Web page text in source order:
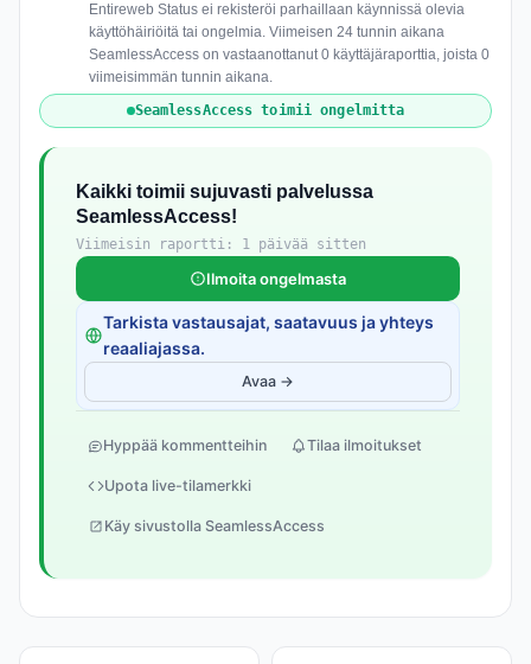
Entireweb Status ei rekisteröi parhaillaan käynnissä olevia
käyttöhäiriöitä tai ongelmia. Viimeisen 24 tunnin aikana
SeamlessAccess on vastaanottanut 0 käyttäjäraporttia, joista 0
viimeisimmän tunnin aikana.
SeamlessAccess toimii ongelmitta
Kaikki toimii sujuvasti palvelussa
SeamlessAccess!
Viimeisin raportti: 1 päivää sitten
Ilmoita ongelmasta
Tarkista vastausajat, saatavuus ja yhteys
reaaliajassa.
Avaa →
Hyppää kommentteihin Tilaa ilmoitukset
Upota live-tilamerkki
Käy sivustolla SeamlessAccess